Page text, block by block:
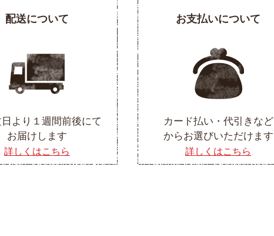
配送について
日より１週間前後にて
お届けします
詳しくはこちら
お支払いについて
カード払い・代引きなど
からお選びいただけます
詳しくはこちら